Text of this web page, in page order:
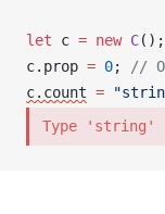
let c = new C();
c. prop = 0;
//
c. count =
Type 'string'